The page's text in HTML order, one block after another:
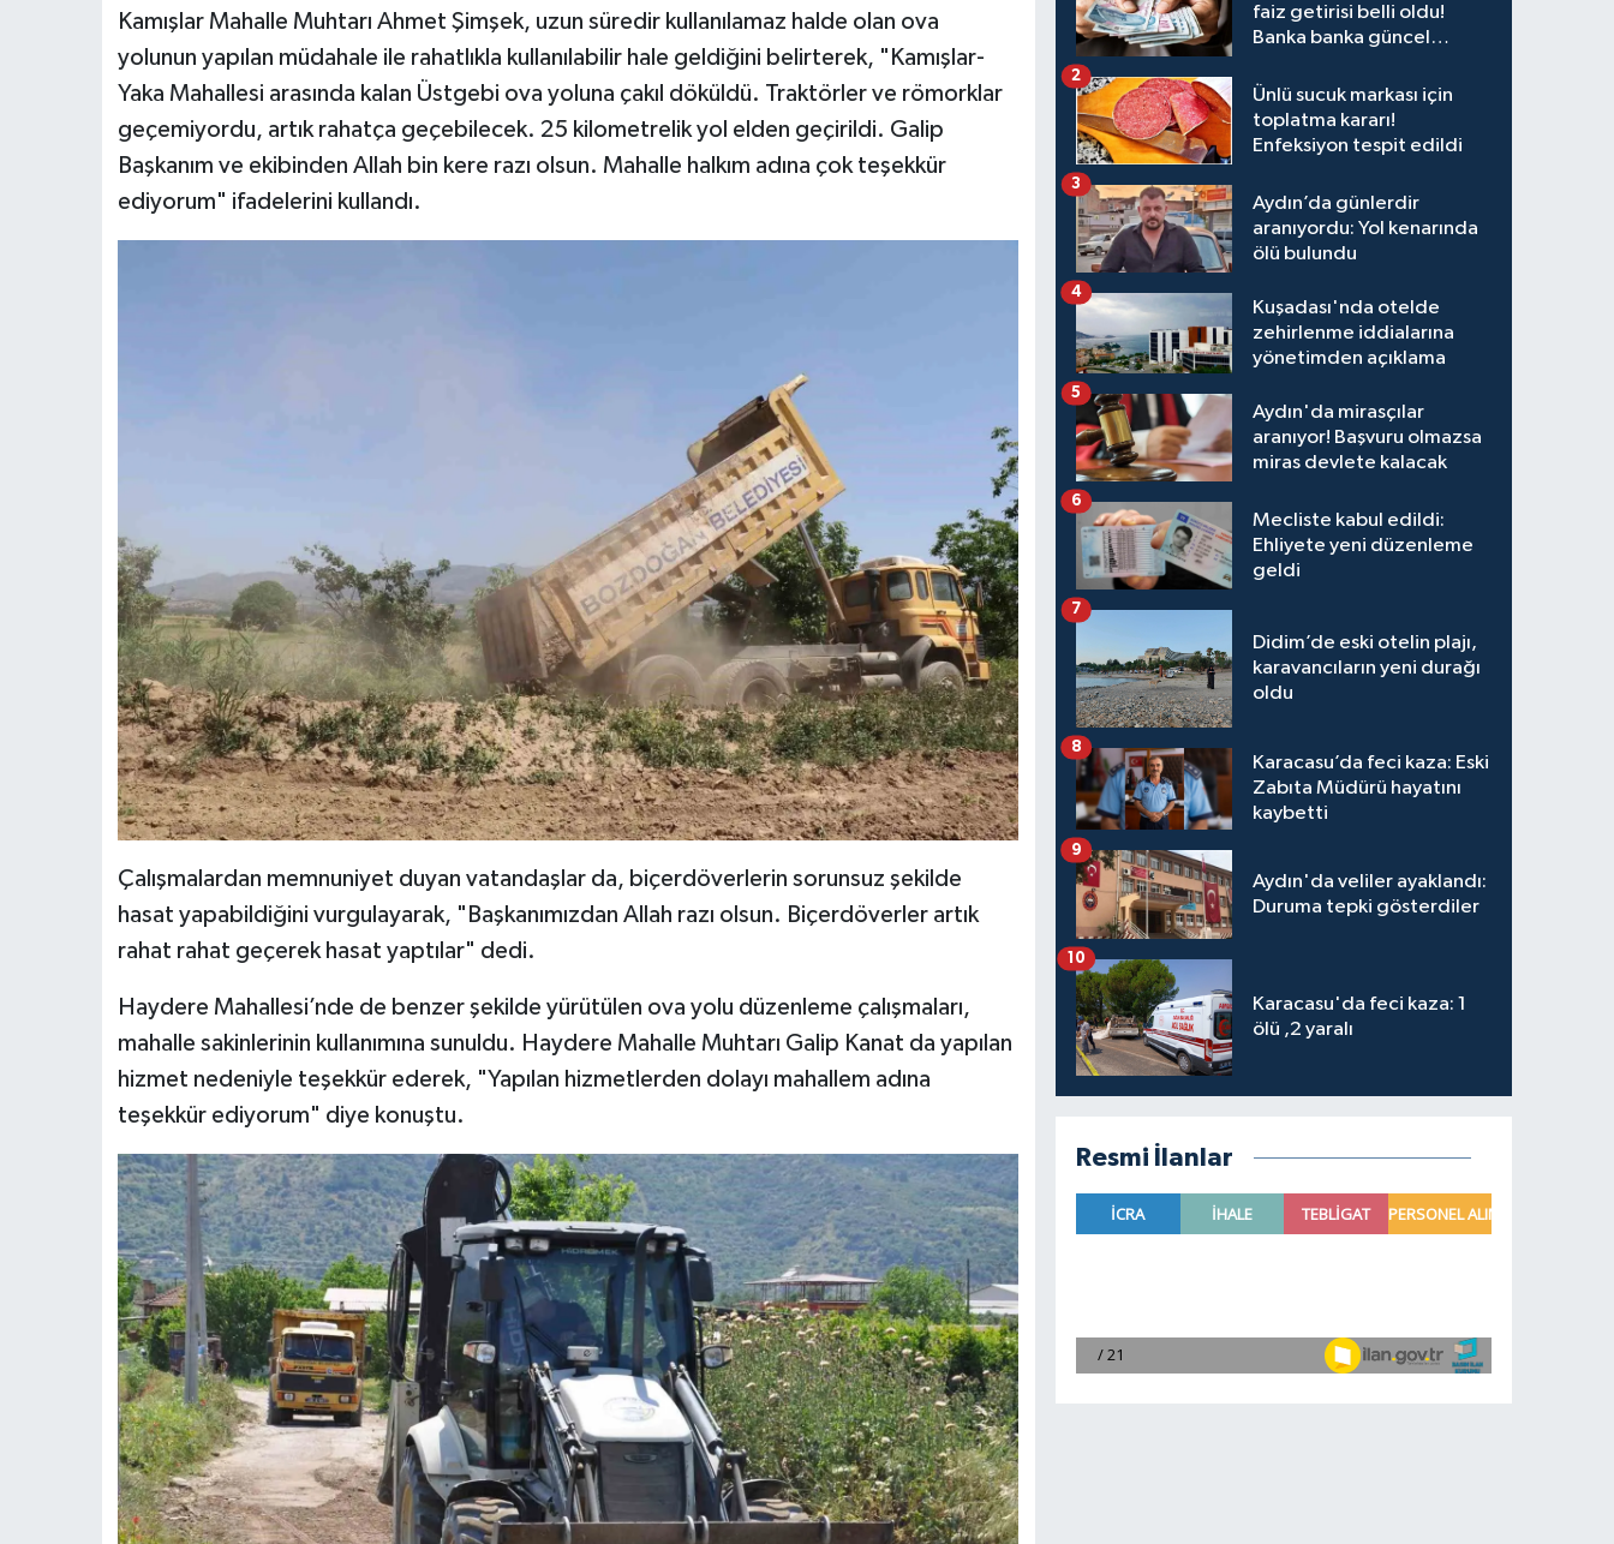
Kamışlar Mahalle Muhtarı Ahmet Şimşek, uzun süredir kullanılamaz halde olan ova
yolunun yapılan müdahale ile rahatlıkla kullanılabilir hale geldiğini belirterek, "Kamışlar-
Yaka Mahallesi arasında kalan Üstgebi ova yoluna çakıl döküldü. Traktörler ve römorklar
geçemiyordu, artık rahatça geçebilecek. 25 kilometrelik yol elden geçirildi. Galip
Başkanım ve ekibinden Allah bin kere razı olsun. Mahalle halkım adına çok teşekkür
ediyorum" ifadelerini kullandı.
Çalışmalardan memnuniyet duyan vatandaşlar da, biçerdöverlerin sorunsuz şekilde
hasat yapabildiğini vurgulayarak, "Başkanımızdan Allah razı olsun. Biçerdöverler artık
rahat rahat geçerek hasat yaptılar" dedi.
Haydere Mahallesi’nde de benzer şekilde yürütülen ova yolu düzenleme çalışmaları,
mahalle sakinlerinin kullanımına sunuldu. Haydere Mahalle Muhtarı Galip Kanat da yapılan
hizmet nedeniyle teşekkür ederek, "Yapılan hizmetlerden dolayı mahallem adına
teşekkür ediyorum" diye konuştu.
faiz getirisi belli oldu!
Banka banka güncel
Ünlü sucuk markası için
toplatma kararı!
Enfeksiyon tespit edildi
2
Aydın’da günlerdir
aranıyordu: Yol kenarında
ölü bulundu
3
Kuşadası'nda otelde
zehirlenme iddialarına
yönetimden açıklama
4
Aydın'da mirasçılar
aranıyor! Başvuru olmazsa
miras devlete kalacak
5
Mecliste kabul edildi:
Ehliyete yeni düzenleme
geldi
6
Didim’de eski otelin plajı,
karavancıların yeni durağı
oldu
7
Karacasu’da feci kaza: Eski
Zabıta Müdürü hayatını
kaybetti
8
Aydın'da veliler ayaklandı:
Duruma tepki gösterdiler
9
Karacasu'da feci kaza: 1
ölü ,2 yaralı
10
Resmi İlanlar